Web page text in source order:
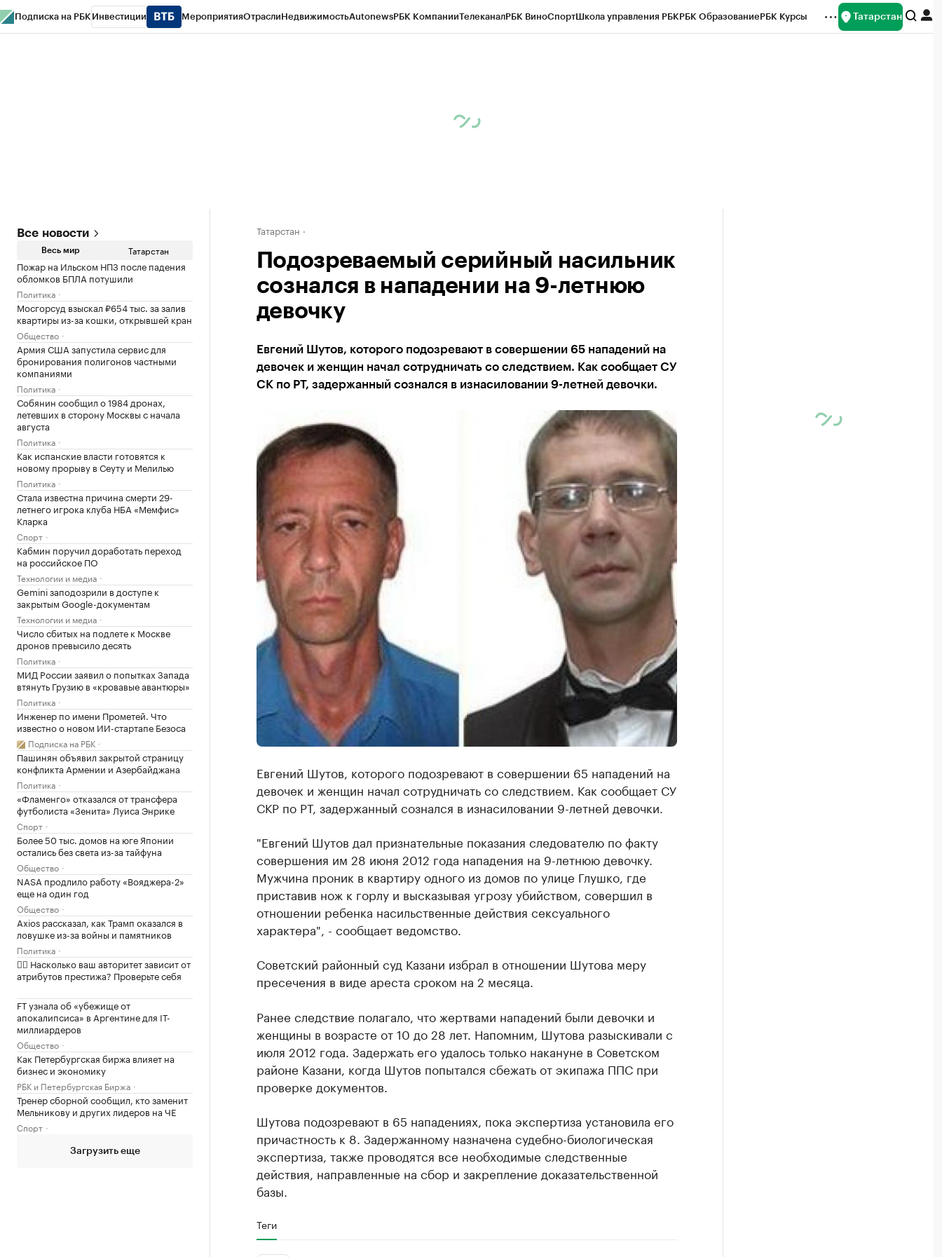
Подписка на РБК Инвестиции МероприятияОтраслиНедвижимостьAutonewsРБК КомпанииТелеканалРБК ВиноСпортШкола управления РБКРБК ОбразованиеРБК Курсы Татарстан
Все новости
Весь мир Татарстан
Пожар на Ильском НПЗ после падения
обломков БПЛА потушили
Политика
Мосгорсуд взыскал ₽654 тыс. за залив
квартиры из-за кошки, открывшей кран
Общество
Армия США запустила сервис для
бронирования полигонов частными
компаниями
Политика
Собянин сообщил о 1984 дронах,
летевших в сторону Москвы с начала
августа
Политика
Как испанские власти готовятся к
новому прорыву в Сеуту и Мелилью
Политика
Стала известна причина смерти 29-
летнего игрока клуба НБА «Мемфис»
Кларка
Спорт
Кабмин поручил доработать переход
на российское ПО
Технологии и медиа
Gemini заподозрили в доступе к
закрытым Google-документам
Технологии и медиа
Число сбитых на подлете к Москве
дронов превысило десять
Политика
МИД России заявил о попытках Запада
втянуть Грузию в «кровавые авантюры»
Политика
Инженер по имени Прометей. Что
известно о новом ИИ-стартапе Безоса
Подписка на РБК
Пашинян объявил закрытой страницу
конфликта Армении и Азербайджана
Политика
«Фламенго» отказался от трансфера
футболиста «Зенита» Луиса Энрике
Спорт
Более 50 тыс. домов на юге Японии
остались без света из-за тайфуна
Общество
NASA продлило работу «Вояджера-2»
еще на один год
Общество
Axios рассказал, как Трамп оказался в
ловушке из-за войны и памятников
Политика
✍🏻 Насколько ваш авторитет зависит от
атрибутов престижа? Проверьте себя
FT узнала об «убежище от
апокалипсиса» в Аргентине для IT-
миллиардеров
Общество
Как Петербургская биржа влияет на
бизнес и экономику
РБК и Петербургская Биржа
Тренер сборной сообщил, кто заменит
Мельникову и других лидеров на ЧЕ
Спорт
Загрузить еще
Татарстан
Подозреваемый серийный насильник
сознался в нападении на 9-летнюю
девочку
Евгений Шутов, которого подозревают в совершении 65 нападений на
девочек и женщин начал сотрудничать со следствием. Как сообщает СУ
СК по РТ, задержанный сознался в изнасиловании 9-летней девочки.
Евгений Шутов, которого подозревают в совершении 65 нападений на
девочек и женщин начал сотрудничать со следствием. Как сообщает СУ
СКР по РТ, задержанный сознался в изнасиловании 9-летней девочки.
"Евгений Шутов дал признательные показания следователю по факту
совершения им 28 июня 2012 года нападения на 9-летнюю девочку.
Мужчина проник в квартиру одного из домов по улице Глушко, где
приставив нож к горлу и высказывая угрозу убийством, совершил в
отношении ребенка насильственные действия сексуального
характера", - сообщает ведомство.
Советский районный суд Казани избрал в отношении Шутова меру
пресечения в виде ареста сроком на 2 месяца.
Ранее следствие полагало, что жертвами нападений были девочки и
женщины в возрасте от 10 до 28 лет. Напомним, Шутова разыскивали с
июля 2012 года. Задержать его удалось только накануне в Советском
районе Казани, когда Шутов попытался сбежать от экипажа ППС при
проверке документов.
Шутова подозревают в 65 нападениях, пока экспертиза установила его
причастность к 8. Задержанному назначена судебно-биологическая
экспертиза, также проводятся все необходимые следственные
действия, направленные на сбор и закрепление доказательственной
базы.
Теги